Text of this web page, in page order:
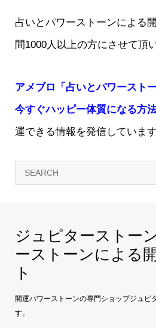
占いとパワーストーンによる
間1000人以上の方にさせて頂
アメブロ「占いとパワースト
今すぐハッピー体質になる方法
運できる情報を発信しています
ジュピターストー
ーストーンによる
ト
開運パワーストーンの専門ショップジュピ
す。